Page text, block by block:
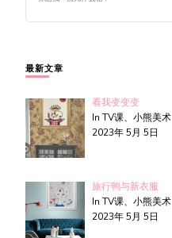
么
吗?
最新文章
看我变变变
In TV课、小熊美术
2023年 5月 5日
旅行鸭与新衣服
In TV课、小熊美术
2023年 5月 5日